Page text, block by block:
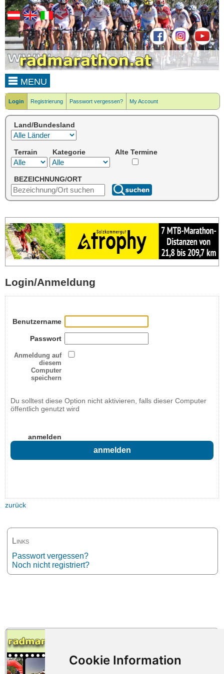
MENU
Login Registrierung Passwort vergessen? My Account
Land/Bundesland
Terrain Kategorie Alte Termine
BEZEICHNUNG/ORT
Login/Anmeldung
Links
Passwort vergessen?
Noch nicht registriert?
Benutzername
Passwort
Anmeldung auf
diesem
Computer
speichern
Du solltest diese Option nicht aktivieren, falls dieser Computer
öffentlich genutzt wird
anmelden
zurück